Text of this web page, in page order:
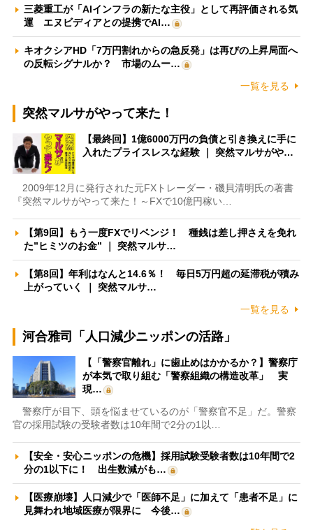
三菱重工が「AIインフラの新たな主役」として再評価される気
運 エヌビディアとの提携でAI…
キオクシアHD「7万円割れからの急反発」は再びの上昇局面へ
の反転シグナルか？ 市場のムー…
一覧を見る
突然マルサがやって来た！
【最終回】1億6000万円の負債と引き換えに手に
入れたプライスレスな経験 ｜ 突然マルサがや…
2009年12月に発行された元FXトレーダー・磯貝清明氏の著書
『突然マルサがやって来た！～FXで10億円稼い…
【第9回】もう一度FXでリベンジ！ 種銭は差し押さえを免れ
た”ヒミツのお金” ｜ 突然マルサ…
【第8回】年利はなんと14.6％！ 毎日5万円超の延滞税が積み
上がっていく ｜ 突然マルサ…
一覧を見る
河合雅司「人口減少ニッポンの活路」
【「警察官離れ」に歯止めはかかるか？】警察庁
が本気で取り組む「警察組織の構造改革」 実
現…
警察庁が目下、頭を悩ませているのが「警察官不足」だ。警察
官の採用試験の受験者数は10年間で2分の1以…
【安全・安心ニッポンの危機】採用試験受験者数は10年間で2
分の1以下に！ 出生数減がも…
【医療崩壊】人口減少で「医師不足」に加えて「患者不足」に
見舞われ地域医療が限界に 今後…